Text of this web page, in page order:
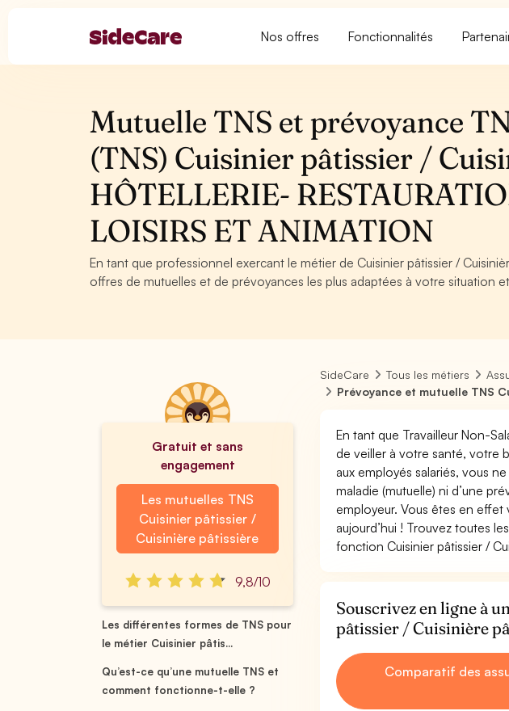
Nos offres Fonctionnalités
Mutuelle TNS et prévoyance
(TNS) Cuisinier pâtissier /
HÔTELLERIE-
LOISIRS ET ANIMATION
En tant que professionnel exercant le métier de Cuisinier pâtissier /
offres de mutuelles et de prévoyances les plus adaptées à votre situation
Gratuit et sans
engagement
Les mutuelles TNS
Cuisinier pâtissier /
Cuisinière pâtissière
9,8/10
Les différentes formes de TNS pour
le métier Cuisinier pâtis...
Qu’est-ce qu’une mutuelle TNS et
comment fonctionne-t-elle ?
SideCare Tous les métiers
Prévoyance et mutuelle TNS
En tant que Travailleur Non-
de veiller à votre santé, votre
aux employés salariés, vous
maladie (mutuelle) ni d’une
employeur. Vous êtes en
aujourd’hui ! Trouvez toutes
fonction Cuisinier pâtissier /
Souscrivez en ligne à
pâtissier / Cuisinière
Comparatif des